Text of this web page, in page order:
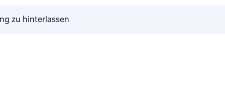
zu hinterlassen